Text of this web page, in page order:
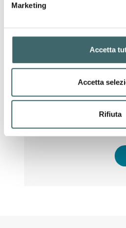
Marketing
Accetta
Accetta
Rifiuta
Accetto i termini e le